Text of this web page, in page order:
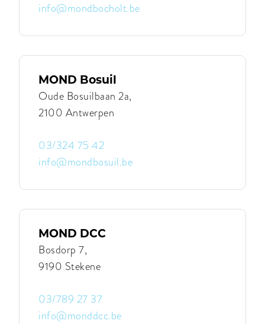
info@mondbocholt.be
MOND
|
Bocholt
MOND Bosuil
Oude Bosuilbaan 2a,
2100 Antwerpen
03/324 75 42
info@mondbosuil.be
MOND
|
Bosuil
MOND DCC
Bosdorp 7,
9190 Stekene
03/789 27 37
info@monddcc.be